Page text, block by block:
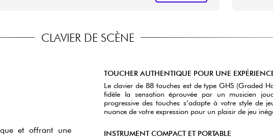
CLAVIER DE SCÈNE
et offrant une
TOUCHER AUTHENTIQUE POUR UNE
Le clavier de 88 touches est de type GHS (Graded
fidèle la sensation éprouvée par un musicien
progressive des touches s’adapte à votre style de
nuance de votre expression pour un plaisir de jeu
INSTRUMENT COMPACT ET PORTABLE